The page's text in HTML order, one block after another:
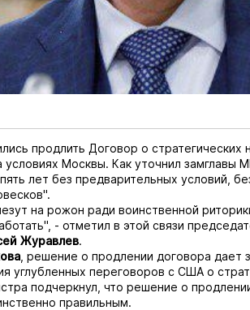
продлить Договор о стратегических
Москвы. Как уточнил замглавы
лет без предварительных условий,
на рожон ради воинственной
- отметил в этой связи
Журавлев.
, решение о продлении договора дает
углубленных переговоров с США о
подчеркнул, что решение о
правильным.